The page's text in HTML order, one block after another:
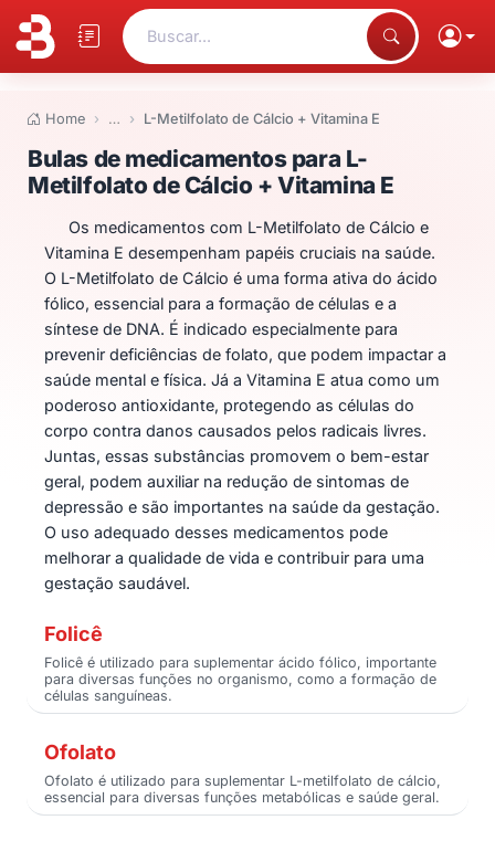
Buscar...
Home … L-Metilfolato de Cálcio + Vitamina E
Bulas de medicamentos para
Bulas de medicamentos para L-
Metilfolato de Cálcio + Vitamina E
Os medicamentos com L-Metilfolato de Cálcio e
Vitamina E desempenham papéis cruciais na saúde.
O L-Metilfolato de Cálcio é uma forma ativa do ácido
fólico, essencial para a formação de células e a
síntese de DNA. É indicado especialmente para
prevenir deficiências de folato, que podem impactar a
saúde mental e física. Já a Vitamina E atua como um
poderoso antioxidante, protegendo as células do
corpo contra danos causados pelos radicais livres.
Juntas, essas substâncias promovem o bem-estar
geral, podem auxiliar na redução de sintomas de
depressão e são importantes na saúde da gestação.
O uso adequado desses medicamentos pode
melhorar a qualidade de vida e contribuir para uma
gestação saudável.
Folicê
Folicê é utilizado para suplementar ácido fólico, importante
para diversas funções no organismo, como a formação de
células sanguíneas.
Ofolato
Ofolato é utilizado para suplementar L-metilfolato de cálcio,
essencial para diversas funções metabólicas e saúde geral.